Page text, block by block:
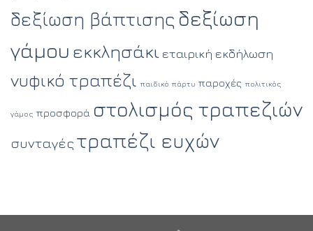
δεξίωση βάπτισης δεξίωση
γάμου εκκλησάκι εταιρική εκδήλωση
νυφικό τραπέζι παιδικό πάρτυ παροχές πολιτικός
γάμος προσφορά στολισμός τραπεζιών
συνταγές τραπέζι ευχών